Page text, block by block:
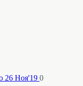
26 Ноя'19 0